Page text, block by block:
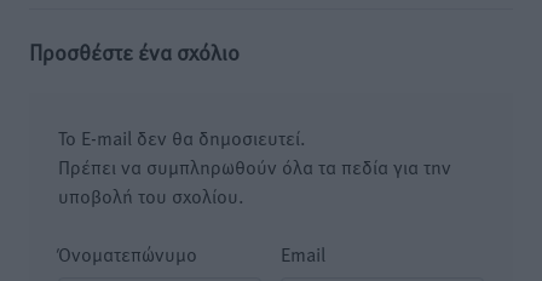
Προσθέστε ένα σχόλιο
Το E-mail δεν θα δημοσιευτεί.
Πρέπει να συμπληρωθούν όλα τα πεδία για την
υποβολή του σχολίου.
Όνοματεπώνυμο Email